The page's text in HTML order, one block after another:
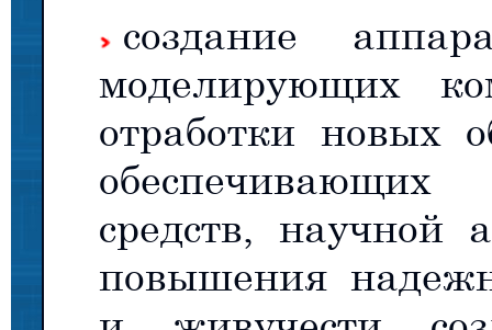
создание
моделирующих
отработки новых
средств, научной
повышения